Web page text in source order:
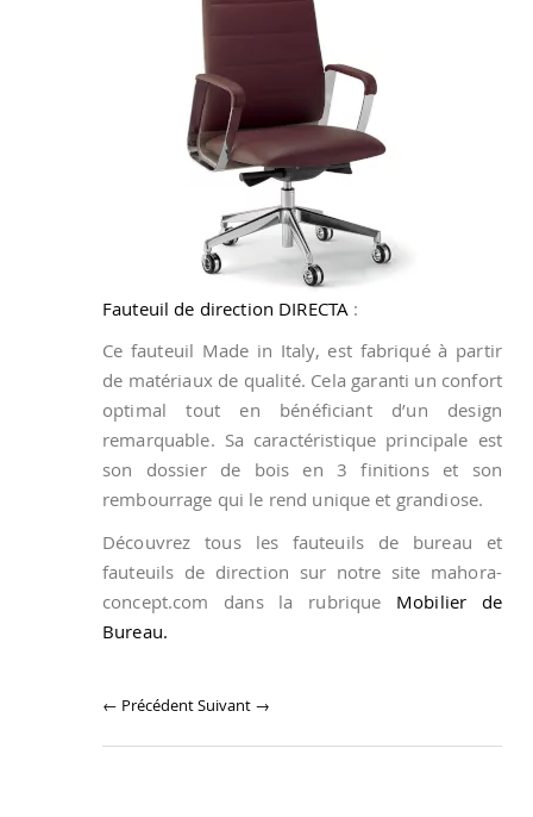
Fauteuil de direction DIRECTA :
Ce fauteuil Made in Italy, est fabriqué à partir
de matériaux de qualité. Cela garanti un confort
optimal tout en bénéficiant d’un design
remarquable. Sa caractéristique principale est
son dossier de bois en 3 finitions et son
rembourrage qui le rend unique et grandiose.
Découvrez tous les fauteuils de bureau et
fauteuils de direction sur notre site mahora-
concept.com dans la rubrique Mobilier de
Bureau.
← PrécédentSuivant →